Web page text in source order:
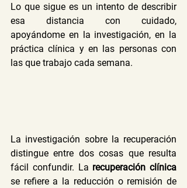
Lo que sigue es un intento de describir
esa distancia con cuidado,
apoyándome en la investigación, en la
práctica clínica y en las personas con
las que trabajo cada semana.
La investigación sobre la recuperación
distingue entre dos cosas que resulta
fácil confundir. La recuperación clínica
se refiere a la reducción o remisión de